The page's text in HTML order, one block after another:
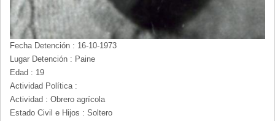
Fecha Detención : 16-10-1973
Lugar Detención : Paine
Edad : 19
Actividad Política :
Actividad : Obrero agrícola
Estado Civil e Hijos : Soltero